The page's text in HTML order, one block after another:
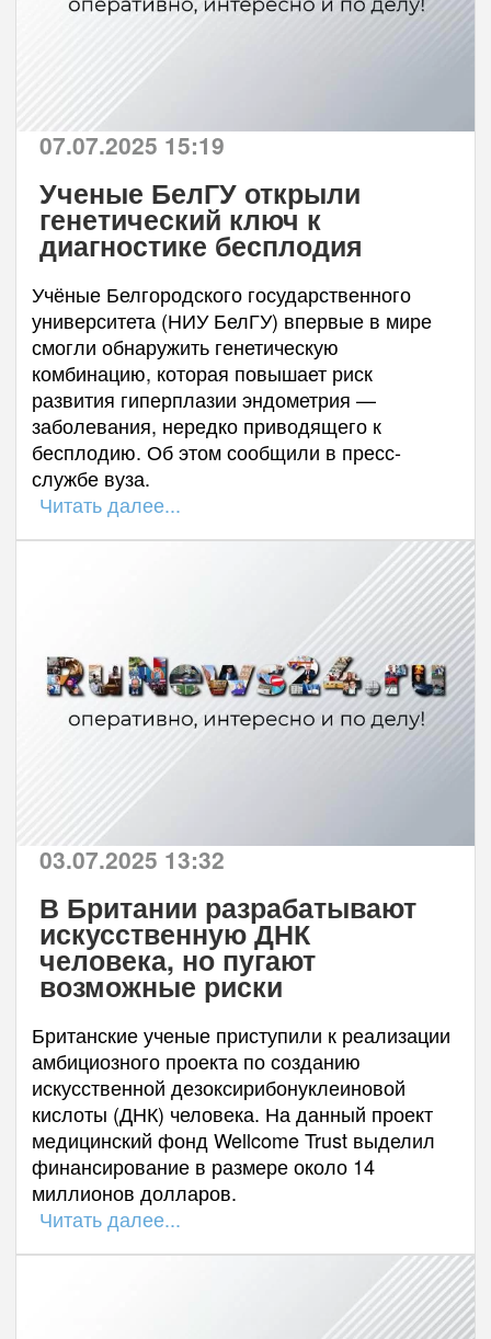
07.07.2025 15:19
Ученые БелГУ открыли
генетический ключ к
диагностике бесплодия
Учёные Белгородского государственного
университета (НИУ БелГУ) впервые в мире
смогли обнаружить генетическую
комбинацию, которая повышает риск
развития гиперплазии эндометрия —
заболевания, нередко приводящего к
бесплодию. Об этом сообщили в пресс-
службе вуза.
Читать далее...
03.07.2025 13:32
В Британии разрабатывают
искусственную ДНК
человека, но пугают
возможные риски
Британские ученые приступили к реализации
амбициозного проекта по созданию
искусственной дезоксирибонуклеиновой
кислоты (ДНК) человека. На данный проект
медицинский фонд Wellcome Trust выделил
финансирование в размере около 14
миллионов долларов.
Читать далее...